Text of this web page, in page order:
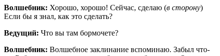
Волшебник: Хорошо, хорошо! Сейчас, сделаю (в сторону)
Если бы я знал, как это сделать?
Ведущий: Что вы там бормочете?
Волшебник: Волшебное заклинание вспоминаю. Забыл что-